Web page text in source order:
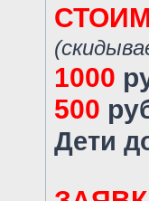
1000
500
Дети